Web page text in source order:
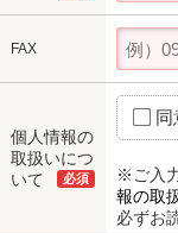
FAX
個人情報の
取扱いにつ
いて
必須
同
※ご入
報の取
必ずお